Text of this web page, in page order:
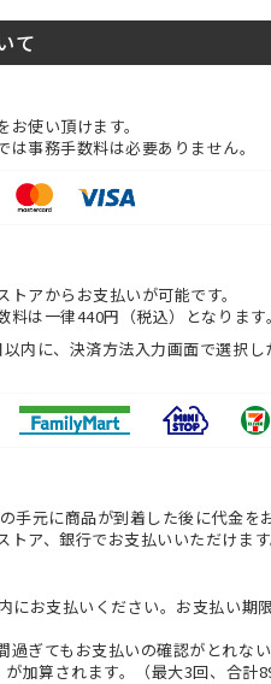
て
使い頂けます。
事務手数料は必要ありません。
アからお支払いが可能です。
料は一律440円（税込）となります。
内に、決済方法入力画面で選択
手元に商品が到着した後に代金を
ア、銀行でお支払いいただけます
にお支払いください。お支払い期
過ぎてもお支払いの確認がとれな
加算されます。（最大3回、合計